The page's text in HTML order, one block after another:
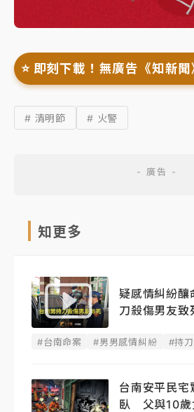
⭐️ 即刻下載！無廣告《知新
# 清明節 # 火警
知更多
疑感情糾紛釀
刀殺傷男友
#台南命案 #男男感情糾紛 #持
台南安平民宅
臥 父與10歲